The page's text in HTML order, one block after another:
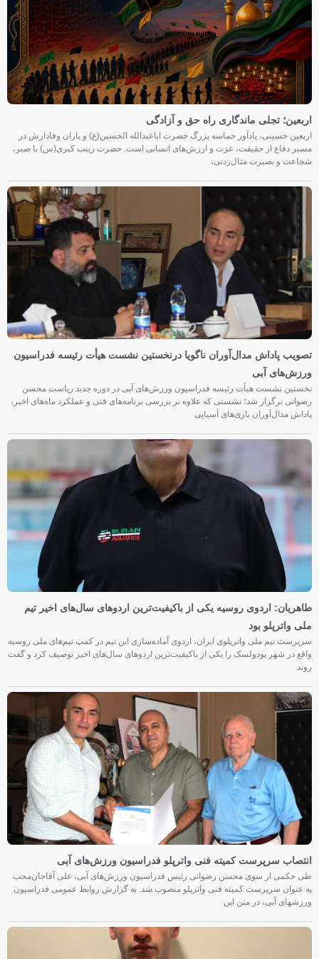
اربعین؛ تجلی ماندگاری راه حق و آزادگی
اربعین حسینی، یادآور حماسه بزرگ حضرت اباعبدالله الحسین(ع) و یاران وفادارش در
مسیر دفاع از حقیقت، عزت و ارزش‌های انسانی است. حضرت زینب کبری(س) با صبر،
شجاعت و بصیرت مثال‌زدنی،
تصویب پاداش مدال‌آوران ناگویا درنخستین نشست هیأت رئیسه فدراسیون
ورزش‌های آبی
نخستین نشست هیأت رئیسه فدراسیون ورزش‌های آبی در دوره جدید ریاست محسن
رضوانی برگزار شد؛ نشستی که علاوه بر بررسی برنامه‌های فنی و عملکرد ماه‌های اخیر،
پاداش مدال‌آوران بازی‌های آسیایی
طاهریان: اردوی روسیه یکی از باکیفیت‌ترین اردوهای سال‌های اخیر تیم
ملی واترپلو بود
سرپرست تیم ملی واترپلوی ایران، اردوی آماده‌سازی این تیم در کمپ تیم‌های ملی روسیه
واقع در شهر پودولسک را یکی از باکیفیت‌ترین اردوهای سال‌های اخیر توصیف کرد و گفت
روند
انتصاب سرپرست کمیته فنی واترپلو فدراسیون ورزش‌های آبی
طی حکمی از سوی محسن رضوانی رئیس فدراسیون ورزش‌های آبی، علی آقاجان‌محب
به عنوان سرپرست کمیته فنی واترپلو منصوب شد. به گزارش روابط عمومی فدراسیون
ورزشهای آبی، در متن این